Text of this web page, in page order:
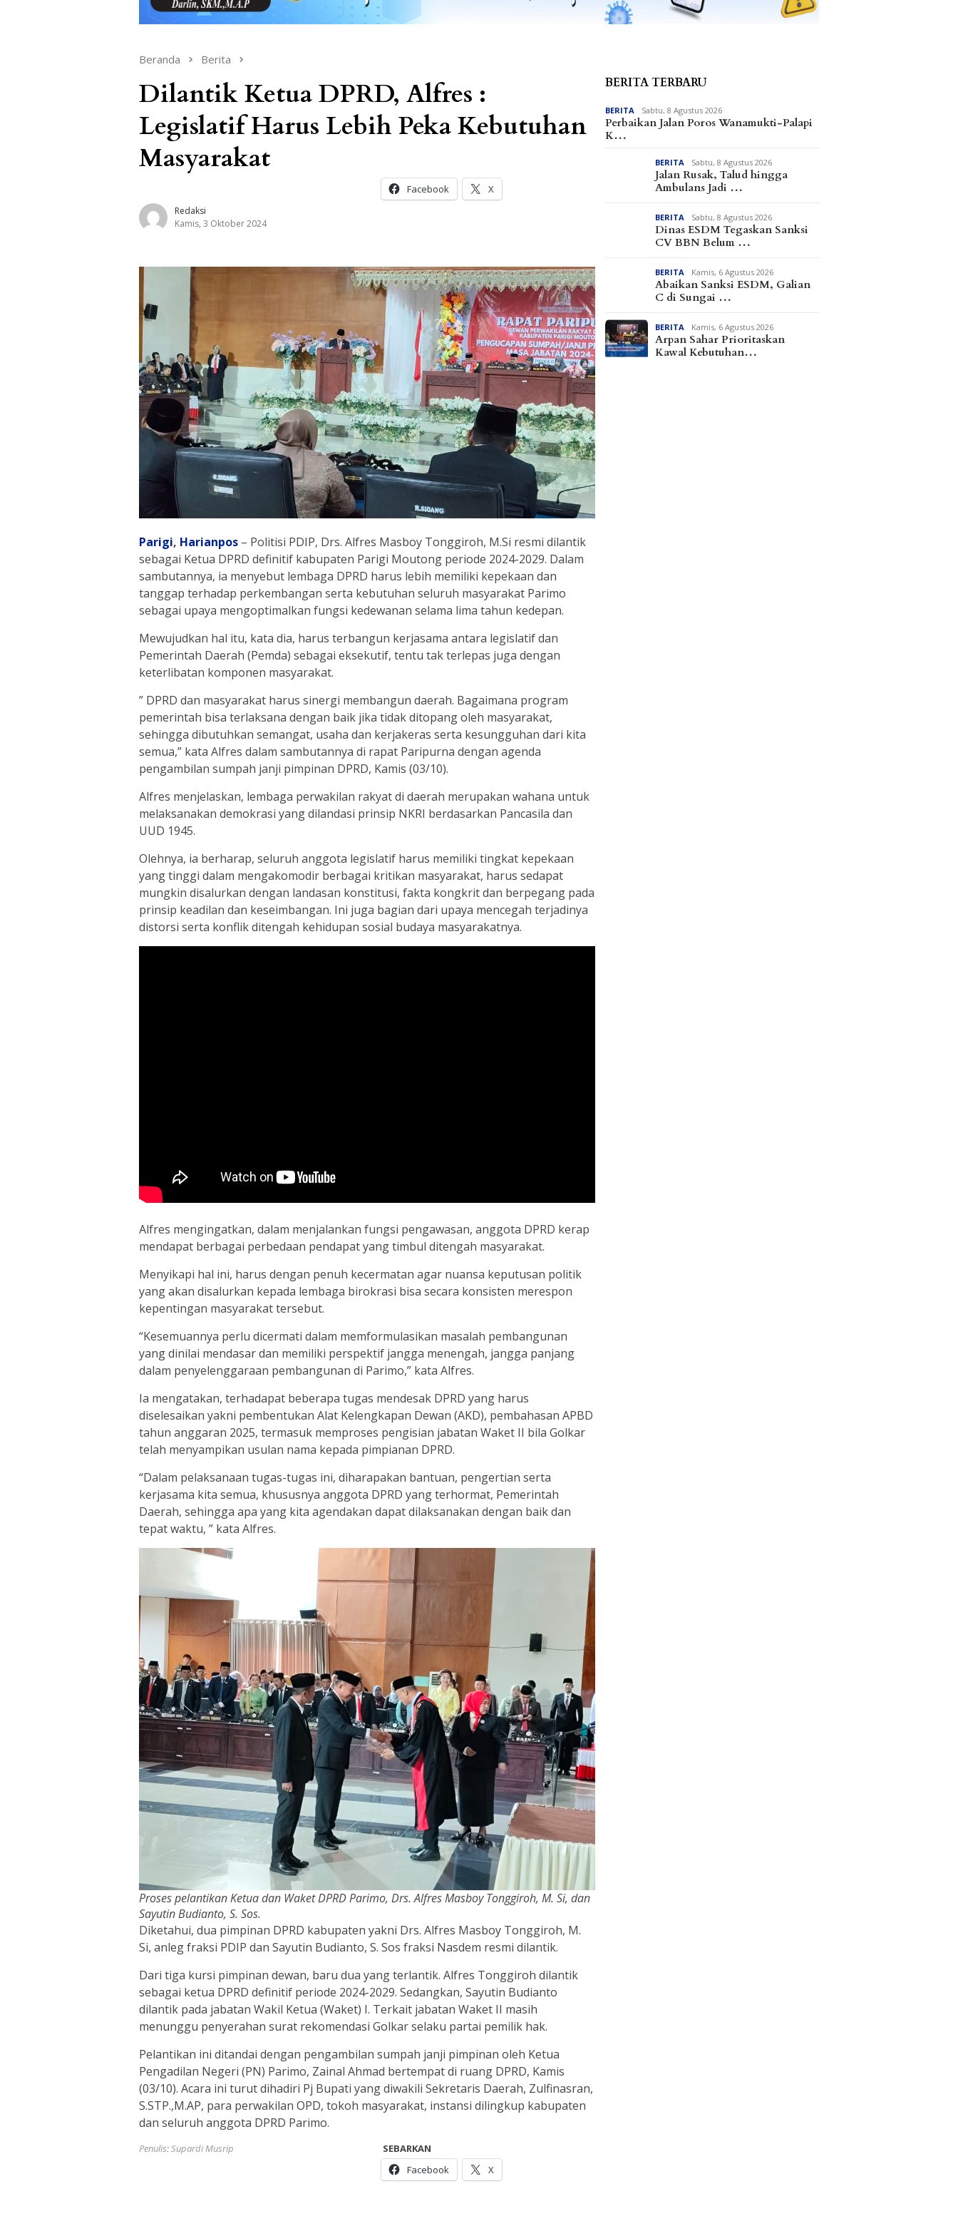
Beranda Berita
Dilantik Ketua DPRD, Alfres :
Legislatif Harus Lebih Peka Kebutuhan
Masyarakat
Redaksi
Kamis, 3 Oktober 2024
Facebook X
Parigi, Harianpos – Politisi PDIP, Drs. Alfres Masboy Tonggiroh, M.Si resmi dilantik
sebagai Ketua DPRD definitif kabupaten Parigi Moutong periode 2024-2029. Dalam
sambutannya, ia menyebut lembaga DPRD harus lebih memiliki kepekaan dan
tanggap terhadap perkembangan serta kebutuhan seluruh masyarakat Parimo
sebagai upaya mengoptimalkan fungsi kedewanan selama lima tahun kedepan.
Mewujudkan hal itu, kata dia, harus terbangun kerjasama antara legislatif dan
Pemerintah Daerah (Pemda) sebagai eksekutif, tentu tak terlepas juga dengan
keterlibatan komponen masyarakat.
” DPRD dan masyarakat harus sinergi membangun daerah. Bagaimana program
pemerintah bisa terlaksana dengan baik jika tidak ditopang oleh masyarakat,
sehingga dibutuhkan semangat, usaha dan kerjakeras serta kesungguhan dari kita
semua,” kata Alfres dalam sambutannya di rapat Paripurna dengan agenda
pengambilan sumpah janji pimpinan DPRD, Kamis (03/10).
Alfres menjelaskan, lembaga perwakilan rakyat di daerah merupakan wahana untuk
melaksanakan demokrasi yang dilandasi prinsip NKRI berdasarkan Pancasila dan
UUD 1945.
Olehnya, ia berharap, seluruh anggota legislatif harus memiliki tingkat kepekaan
yang tinggi dalam mengakomodir berbagai kritikan masyarakat, harus sedapat
mungkin disalurkan dengan landasan konstitusi, fakta kongkrit dan berpegang pada
prinsip keadilan dan keseimbangan. Ini juga bagian dari upaya mencegah terjadinya
distorsi serta konflik ditengah kehidupan sosial budaya masyarakatnya.
Alfres mengingatkan, dalam menjalankan fungsi pengawasan, anggota DPRD kerap
mendapat berbagai perbedaan pendapat yang timbul ditengah masyarakat.
Menyikapi hal ini, harus dengan penuh kecermatan agar nuansa keputusan politik
yang akan disalurkan kepada lembaga birokrasi bisa secara konsisten merespon
kepentingan masyarakat tersebut.
“Kesemuannya perlu dicermati dalam memformulasikan masalah pembangunan
yang dinilai mendasar dan memiliki perspektif jangga menengah, jangga panjang
dalam penyelenggaraan pembangunan di Parimo,” kata Alfres.
Ia mengatakan, terhadapat beberapa tugas mendesak DPRD yang harus
diselesaikan yakni pembentukan Alat Kelengkapan Dewan (AKD), pembahasan APBD
tahun anggaran 2025, termasuk memproses pengisian jabatan Waket II bila Golkar
telah menyampikan usulan nama kepada pimpianan DPRD.
“Dalam pelaksanaan tugas-tugas ini, diharapakan bantuan, pengertian serta
kerjasama kita semua, khususnya anggota DPRD yang terhormat, Pemerintah
Daerah, sehingga apa yang kita agendakan dapat dilaksanakan dengan baik dan
tepat waktu, ” kata Alfres.
Proses pelantikan Ketua dan Waket DPRD Parimo, Drs. Alfres Masboy Tonggiroh, M. Si, dan
Sayutin Budianto, S. Sos.
Diketahui, dua pimpinan DPRD kabupaten yakni Drs. Alfres Masboy Tonggiroh, M.
Si, anleg fraksi PDIP dan Sayutin Budianto, S. Sos fraksi Nasdem resmi dilantik.
Dari tiga kursi pimpinan dewan, baru dua yang terlantik. Alfres Tonggiroh dilantik
sebagai ketua DPRD definitif periode 2024-2029. Sedangkan, Sayutin Budianto
dilantik pada jabatan Wakil Ketua (Waket) I. Terkait jabatan Waket II masih
menunggu penyerahan surat rekomendasi Golkar selaku partai pemilik hak.
Pelantikan ini ditandai dengan pengambilan sumpah janji pimpinan oleh Ketua
Pengadilan Negeri (PN) Parimo, Zainal Ahmad bertempat di ruang DPRD, Kamis
(03/10). Acara ini turut dihadiri Pj Bupati yang diwakili Sekretaris Daerah, Zulfinasran,
S.STP.,M.AP, para perwakilan OPD, tokoh masyarakat, instansi dilingkup kabupaten
dan seluruh anggota DPRD Parimo.
Penulis: Supardi Musrip
SEBARKAN
Facebook
X
BERITA TERBARU
BERITA Sabtu, 8 Agustus 2026
Perbaikan Jalan Poros Wanamukti-Palapi
K…
BERITA Sabtu, 8 Agustus 2026
Jalan Rusak, Talud hingga
Ambulans Jadi …
BERITA Sabtu, 8 Agustus 2026
Dinas ESDM Tegaskan Sanksi
CV BBN Belum …
BERITA Kamis, 6 Agustus 2026
Abaikan Sanksi ESDM, Galian
C di Sungai …
BERITA Kamis, 6 Agustus 2026
Arpan Sahar Prioritaskan
Kawal Kebutuhan…